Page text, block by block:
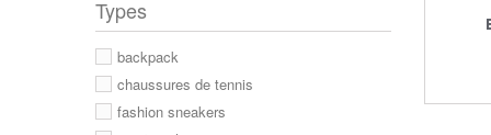
Types
backpack
chaussures de tennis
fashion sneakers